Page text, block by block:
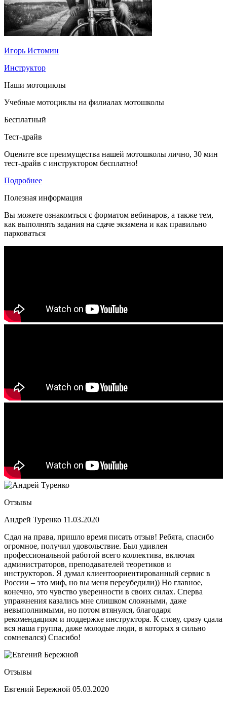
Игорь Истомин
Инструктор
Наши мотоциклы
Учебные мотоциклы на филиалах мотошколы
Бесплатный
Тест-драйв
Оцените все преимущества нашей мотошколы лично, 30 мин
тест-драйв с инструктором бесплатно!
Подробнее
Полезная информация
Вы можете ознакомться с форматом вебинаров, а также тем,
как выполнять задания на сдаче экзамена и как правильно
парковаться
Отзывы
Андрей Туренко 11.03.2020
Сдал на права, пришло время писать отзыв! Ребята, спасибо
огромное, получил удовольствие. Был удивлен
профессиональной работой всего коллектива, включая
администраторов, преподавателей теоретиков и
инструкторов. Я думал клиентоориентированный сервис в
России – это миф, но вы меня переубедили)) Но главное,
конечно, это чувство уверенности в своих силах. Сперва
упражнения казались мне слишком сложными, даже
невыполнимыми, но потом втянулся, благодаря
рекомендациям и поддержке инструктора. К слову, сразу сдала
вся наша группа, даже молодые люди, в которых я сильно
сомневался) Спасибо!
Отзывы
Евгений Бережной 05.03.2020